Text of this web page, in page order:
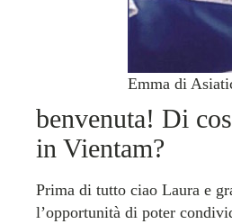
Emma di
benvenuta! Di
in Vientam?
Prima di tutto ciao Laura e
l’opportunità di poter